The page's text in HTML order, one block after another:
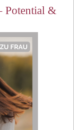
Potential &